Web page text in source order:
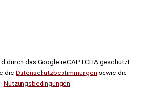
durch das Google reCAPTCHA geschützt.
die Datenschutzbestimmungen sowie die
Nutzungsbedingungen